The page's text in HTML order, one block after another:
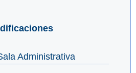
Administrativa